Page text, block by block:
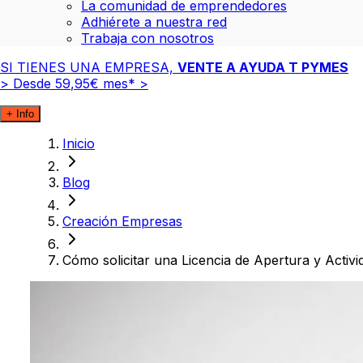
La comunidad de emprendedores
Adhiérete a nuestra red
Trabaja con nosotros
SI TIENES UNA EMPRESA, VENTE A AYUDA T PYMES
> Desde 59,95€ mes* >
+ Info
Inicio
Blog
Creación Empresas
Cómo solicitar una Licencia de Apertura y